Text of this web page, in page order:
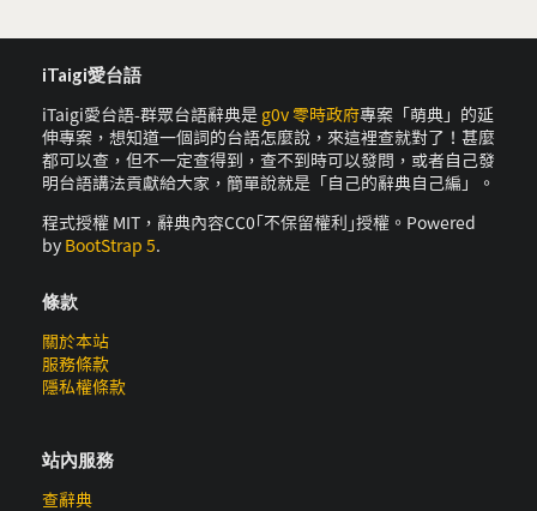
iTaigi愛台語
iTaigi愛台語-群眾台語辭典是 g0v 零時政府專案「萌典」的延
伸專案，想知道一個詞的台語怎麼說，來這裡查就對了！甚麼
都可以查，但不一定查得到，查不到時可以發問，或者自己發
明台語講法貢獻給大家，簡單說就是「自己的辭典自己編」。
程式授權 MIT，辭典內容CC0｢不保留權利｣授權。Powered
by BootStrap 5.
條款
關於本站
服務條款
隱私權條款
站內服務
查辭典